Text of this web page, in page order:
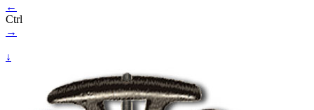
←
Ctrl
→
↓